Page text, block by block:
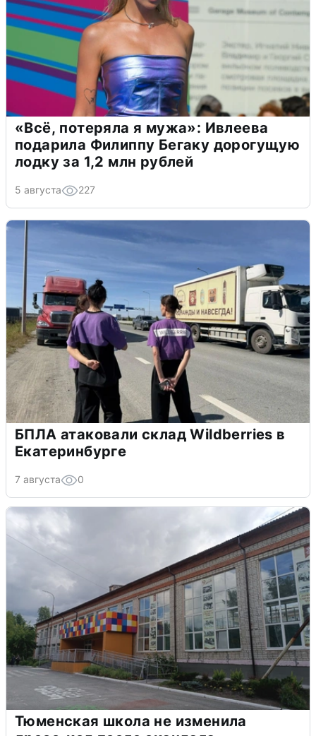
«Всё, потеряла я мужа»: Ивлеева
подарила Филиппу Бегаку дорогущую
лодку за 1,2 млн рублей
5 августа 227
БПЛА атаковали склад Wildberries в
Екатеринбурге
7 августа 0
Тюменская школа не изменила